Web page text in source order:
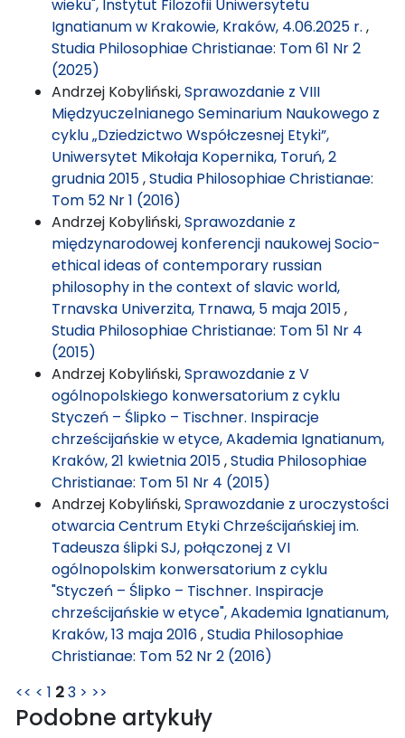
wieku", Instytut Filozofii Uniwersytetu
Ignatianum w Krakowie, Kraków, 4.06.2025 r. ,
Studia Philosophiae Christianae: Tom 61 Nr 2
(2025)
Andrzej Kobyliński,Sprawozdanie z VIII
Międzyuczelnianego Seminarium Naukowego z
cyklu „Dziedzictwo Współczesnej Etyki”,
Uniwersytet Mikołaja Kopernika, Toruń, 2
grudnia 2015,Studia Philosophiae Christianae:
Tom 52 Nr 1 (2016)
Andrzej Kobyliński,Sprawozdanie z
międzynarodowej konferencji naukowej Socio-
ethical ideas of contemporary russian
philosophy in the context of slavic world,
Trnavska Univerzita, Trnawa, 5 maja 2015,
Studia Philosophiae Christianae: Tom 51 Nr 4
(2015)
Andrzej Kobyliński,Sprawozdanie z V
ogólnopolskiego konwersatorium z cyklu
Styczeń – Ślipko – Tischner. Inspiracje
chrześcijańskie w etyce, Akademia Ignatianum,
Kraków, 21 kwietnia 2015,Studia Philosophiae
Christianae: Tom 51 Nr 4 (2015)
Andrzej Kobyliński,Sprawozdanie z uroczystości
otwarcia Centrum Etyki Chrześcijańskiej im.
Tadeusza ślipki SJ, połączonej z VI
ogólnopolskim konwersatorium z cyklu
"Styczeń – Ślipko – Tischner. Inspiracje
chrześcijańskie w etyce", Akademia Ignatianum,
Kraków, 13 maja 2016,Studia Philosophiae
Christianae: Tom 52 Nr 2 (2016)
<< < 1 23 > >>
Podobne artykuły